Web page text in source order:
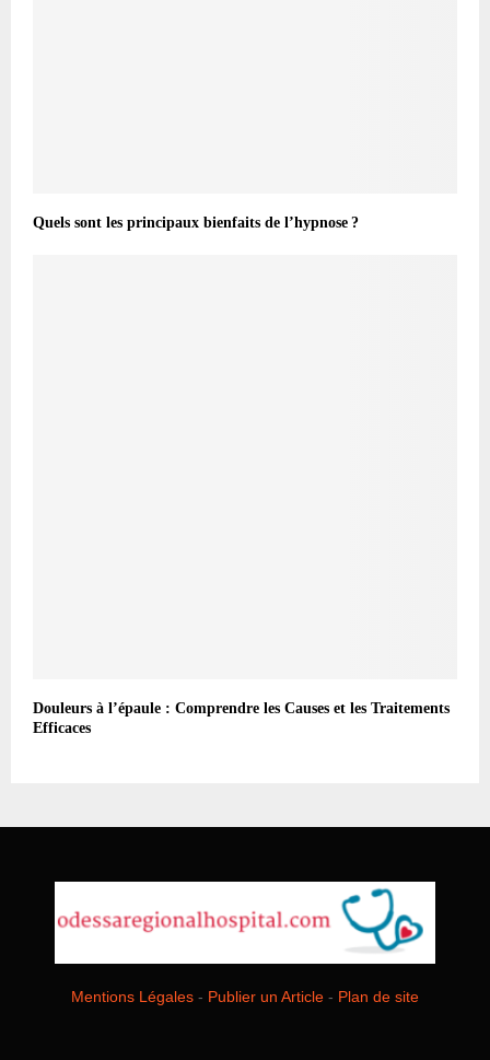
Quels sont les principaux bienfaits de l’hypnose ?
Douleurs à l’épaule : Comprendre les Causes et les Traitements
Efficaces
Mentions Légales - Publier un Article - Plan de site